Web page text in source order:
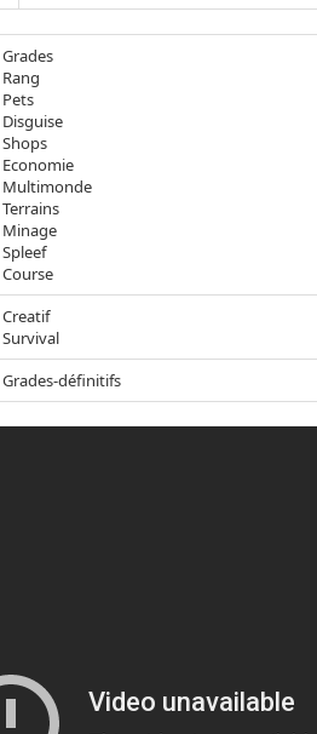
Grades
Rang
Pets
Disguise
Shops
Economie
Multimonde
Terrains
Minage
Spleef
Course
Creatif
Survival
Grades-définitifs